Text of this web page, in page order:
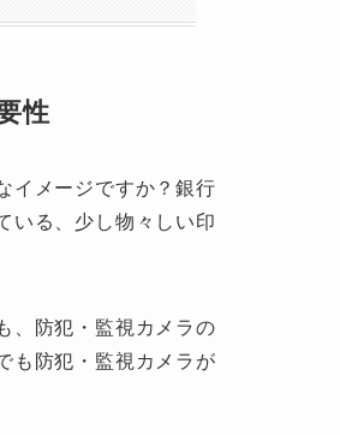
性
イメージですか？銀行
いる、少し物々しい印
、防犯・監視カメラの
も防犯・監視カメラが